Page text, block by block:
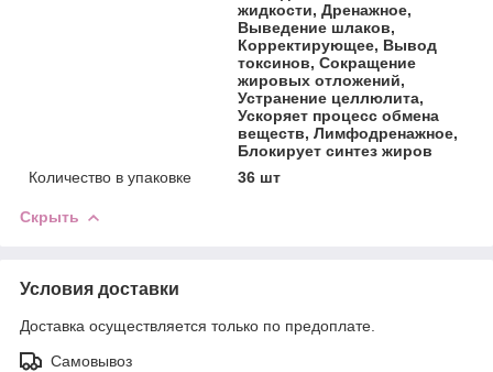
жидкости, Дренажное,
Выведение шлаков,
Корректирующее, Вывод
токсинов, Сокращение
жировых отложений,
Устранение целлюлита,
Ускоряет процесс обмена
веществ, Лимфодренажное,
Блокирует синтез жиров
Количество в упаковке
36 шт
Скрыть
Условия доставки
Доставка осуществляется только по предоплате.
Самовывоз